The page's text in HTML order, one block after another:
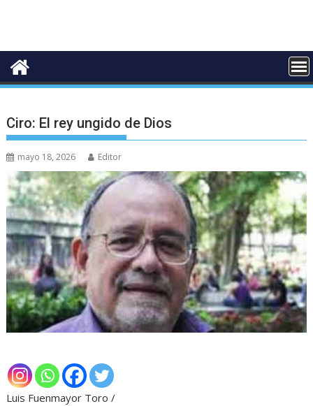
Ciro: El rey ungido de Dios
mayo 18, 2026 Editor
Luis Fuenmayor Toro /